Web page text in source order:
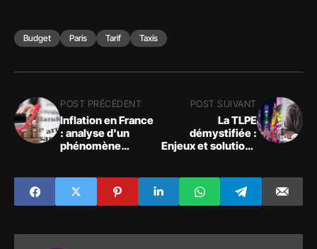
Budget Paris Tarif Taxis
POST PRÉCÉDENT
Inflation en France
: analyse d'un
phénomène
POST SUIVANT
La TLPE
démystifiée :
Enjeux et solutions